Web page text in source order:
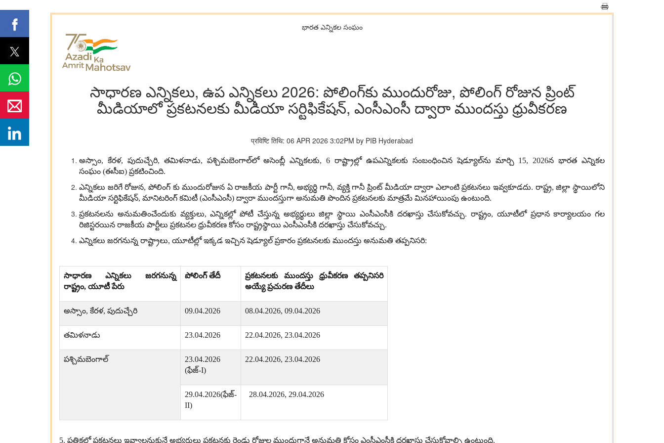
భారత ఎన్నికల సంఘం
సాధారణ ఎన్నికలు, ఉప ఎన్నికలు 2026: పోలింగ్‌కు ముందురోజు, పోలింగ్ రోజున ప్రింట్
మీడియాలో ప్రకటనలకు మీడియా సర్టిఫికేషన్, ఎంసీఎంసీ ద్వారా ముందస్తు ధ్రువీకరణ
प्रविष्टि तिथि: 06 APR 2026 3:02PM by PIB Hyderabad
అస్సాం, కేరళ, పుదుచ్చేరి, తమిళనాడు, పశ్చిమబెంగాల్‌లో అసెంబ్లీ ఎన్నికలకు, 6 రాష్ట్రాల్లో ఉపఎన్నికలకు సంబంధించిన షెడ్యూల్‌ను మార్చి 15, 2026న భారత ఎన్నికల
సంఘం (ఈసీఐ) ప్రకటించింది.
ఎన్నికలు జరిగే రోజున, పోలింగ్ కు ముందురోజున ఏ రాజకీయ పార్టీ గానీ,అభ్యర్థి గానీ, వ్యక్తి గానీ ప్రింట్ మీడియా ద్వారా ఎలాంటి ప్రకటనలు ఇవ్వకూడదు. రాష్ట్ర,జిల్లా స్థాయిలోని
మీడియా సర్టిఫికేషన్, మానిటరింగ్ కమిటీ (ఎంసీఎంసీ) ద్వారా ముందస్తుగా అనుమతి పొందిన ప్రకటనలకు మాత్రమే మినహాయింపు ఉంటుంది.
ప్రకటనలను అనుమతించేందుకు వ్యక్తులు,ఎన్నికల్లో పోటీ చేస్తున్న అభ్యర్థులు జిల్లా స్థాయి ఎంసీఎంసీకి దరఖాస్తు చేసుకోవచ్చు. రాష్ట్రం, యూటీలో ప్రధాన కార్యాలయం గల
రిజిస్టరయిన రాజకీయ పార్టీలు ప్రకటనల ధ్రువీకరణ కోసం రాష్ట్రస్థాయి ఎంసీఎంసీకి దరఖాస్తు చేసుకోవచ్చు.
ఎన్నికలు జరగనున్న రాష్ట్రాలు, యూటీల్లో ఇక్కడ ఇచ్చిన షెడ్యూల్ ప్రకారం ప్రకటనలకు ముందస్తు అనుమతి తప్పనిసరి:
సాధారణ ఎన్నికలు జరగనున్న
రాష్ట్రం, యూటీ పేరు
పోలింగ్ తేదీ
ప్రకటనలకు ముందస్తు ధ్రువీకరణ తప్పనిసరి
అయ్యే ప్రచురణ తేదీలు
అస్సాం, కేరళ, పుదుచ్చేరి 09.04.2026 08.04.2026, 09.04.2026
తమిళనాడు 23.04.2026 22.04.2026, 23.04.2026
పశ్చిమబెంగాల్
23.04.2026
(ఫేజ్-I)
22.04.2026, 23.04.2026
29.04.2026(ఫేజ్-
II)
28.04.2026, 29.04.2026
5. పత్రికల్లో ప్రకటనలు ఇవ్వాలనుకునే అభ్యర్థులు ప్రకటనకు రెండు రోజుల ముందుగానే అనుమతి కోసం ఎంసీఎంసీకి దరఖాస్తు చేసుకోవాల్సి ఉంటుంది.